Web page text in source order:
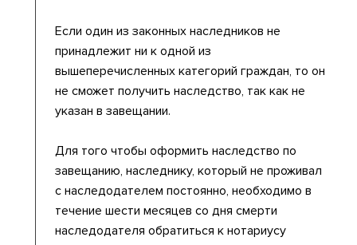
Если один из законных наследников не
принадлежит ни к одной из
вышеперечисленных категорий граждан, то он
не сможет получить наследство, так как не
указан в завещании.
Для того чтобы оформить наследство по
завещанию, наследнику, который не проживал
с наследодателем постоянно, необходимо в
течение шести месяцев со дня смерти
наследодателя обратиться к нотариусу